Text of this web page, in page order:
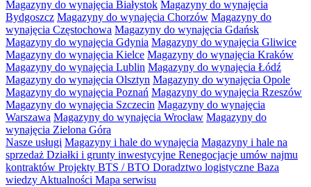
Magazyny do wynajęcia Białystok Magazyny do wynajęcia
Bydgoszcz Magazyny do wynajęcia Chorzów Magazyny do
wynajęcia Częstochowa Magazyny do wynajęcia Gdańsk
Magazyny do wynajęcia Gdynia Magazyny do wynajęcia Gliwice
Magazyny do wynajęcia Kielce Magazyny do wynajęcia Kraków
Magazyny do wynajęcia Lublin Magazyny do wynajęcia Łódź
Magazyny do wynajęcia Olsztyn Magazyny do wynajęcia Opole
Magazyny do wynajęcia Poznań Magazyny do wynajęcia Rzeszów
Magazyny do wynajęcia Szczecin Magazyny do wynajęcia
Warszawa Magazyny do wynajęcia Wrocław Magazyny do
wynajęcia Zielona Góra
Nasze usługi Magazyny i hale do wynajęcia Magazyny i hale na
sprzedaż Działki i grunty inwestycyjne Renegocjacje umów najmu
kontraktów Projekty BTS / BTO Doradztwo logistyczne Baza
wiedzyAktualności Mapa serwisu